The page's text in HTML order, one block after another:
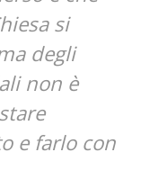
si
degli
non è
e farlo con